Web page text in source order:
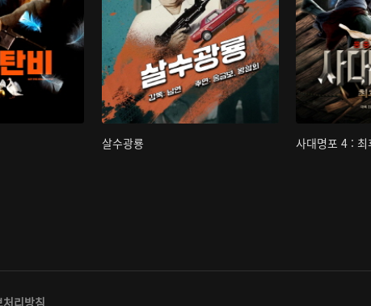
살수광룡 사대명포 4 : 최
리방침